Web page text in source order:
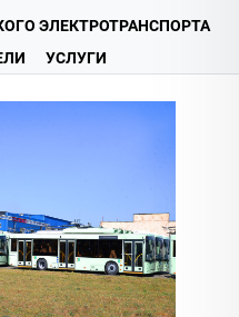
ЭЛЕКТРОТРАНСПОРТА
УСЛУГИ